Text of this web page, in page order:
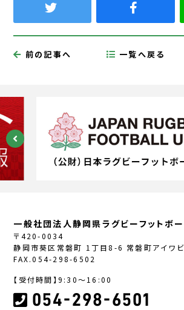
前の記事へ 一覧へ戻る
一般社団法人静岡県ラグビーフットボ
〒420-0034
静岡市葵区常磐町 1丁目8-6 常磐町アイワ
FAX.054-298-6502
【受付時間】9:30〜16:00
054-298-6501